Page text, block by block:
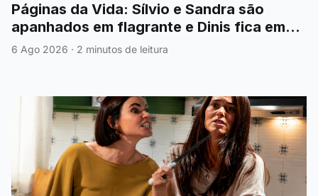
Páginas da Vida: Sílvio e Sandra são
apanhados em flagrante e Dinis fica em
choque
6 Ago 2026 · 2 minutos de leitura